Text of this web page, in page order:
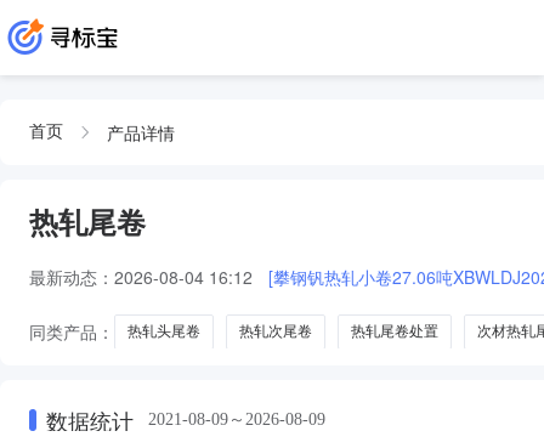
首页 产品详情
热轧尾卷
最新动态： 2026-08-04 16:12 [攀钢钒热轧小卷27.06吨
同类产品： 热轧头尾卷 热轧次尾卷 热轧尾卷处置 次材热轧
数据统计 2021-08-09～2026-08-09